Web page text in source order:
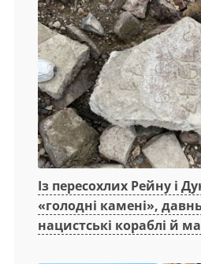
Із пересохлих Рейну і
«голодні камені»,
нацистські кораблі й